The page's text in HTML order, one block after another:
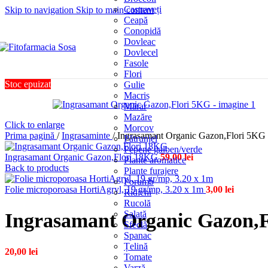
Skip to navigation Skip to main content
Castraveți
Ceapă
Conopidă
Dovleac
Dovlecel
Fasole
Flori
Gulie
Macriș
Mărar
Mazăre
Morcov
Pătrunjel
Pepene galben/verde
Plante aromatice
Plante furajere
Porumb
Ridichi
Rucolă
Salată
Sfeclă
Spanac
Țelină
Tomate
Stoc epuizat
Click to enlarge
Prima pagină / Ingrasaminte / Ingrasamant Organic Gazon,Flori 5KG
Ingrasamant Organic Gazon,Flori 18KG59,00lei
Back to products
Folie microporoasa HortiAgryl, 19 gr/mp, 3.20 x 1m 3,00 lei
Ingrasamant Organic
20,00 lei